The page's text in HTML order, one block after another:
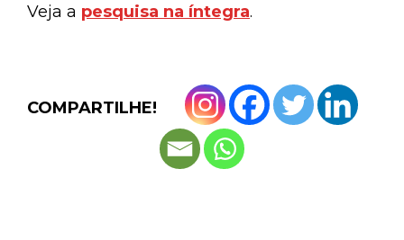
Veja a pesquisa na íntegra.
COMPARTILHE!